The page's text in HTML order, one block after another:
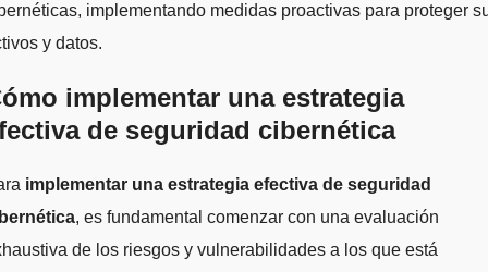
implementando medidas proactivas para proteger
y datos.
implementar una estrategia
de seguridad cibernética
implementar una estrategia efectiva de seguridad
, es fundamental comenzar con una evaluación
de los riesgos y vulnerabilidades a los que está